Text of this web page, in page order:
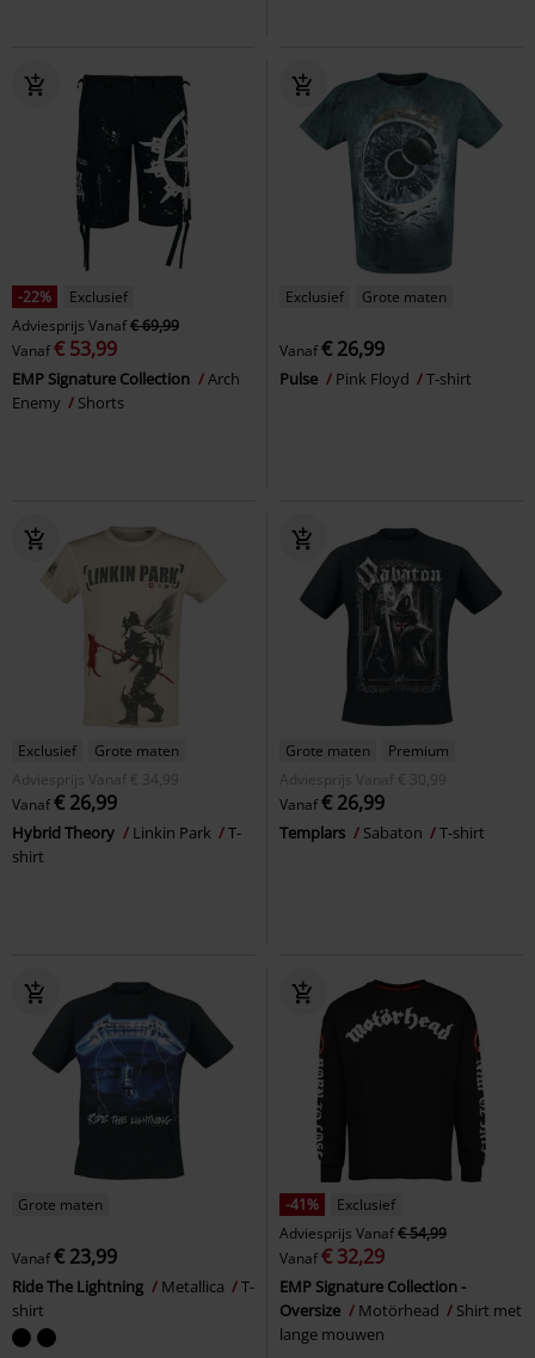
-22%
Exclusief
Adviesprijs Vanaf€ 69,99
Vanaf€ 53,99
EMP Signature Collection
Arch
Enemy
Shorts
Exclusief Grote maten
Vanaf€ 26,99
Pulse Pink Floyd T-shirt
Exclusief
Grote maten
Adviesprijs
Vanaf € 34,99
Vanaf€ 26,99
Hybrid Theory Linkin Park
T-
shirt
Grote maten
Premium
Adviesprijs
Vanaf € 30,99
Vanaf€ 26,99
Templars Sabaton T-shirt
Grote maten
Vanaf€ 23,99
Ride The Lightning Metallica
T-
shirt
-41%
Exclusief
Adviesprijs Vanaf€ 54,99
Vanaf€ 32,29
EMP Signature Collection -
Oversize
Motörhead
Shirt met
lange mouwen